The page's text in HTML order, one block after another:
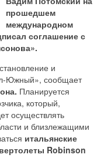
прошедшем
международном
соглашение с
и
Южный», сообщает
Планируется
который,
осуществлять
и близлежащими
итальянские
Robinson